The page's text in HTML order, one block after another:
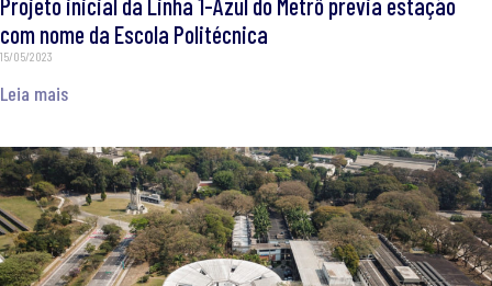
com nome da Escola Politécnica
15/05/2023
Leia mais